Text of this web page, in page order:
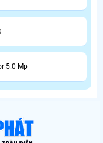
5.0 Mp